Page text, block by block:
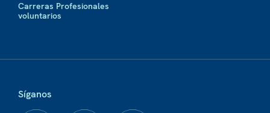
Carreras Profesionales
voluntarios
Síganos